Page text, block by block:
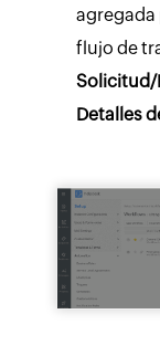
agregada
flujo de
Solicitud/
Detalles